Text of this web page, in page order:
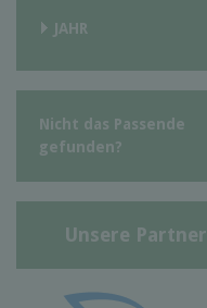
JAHR
Nicht das Passende
gefunden?
Unsere Partner